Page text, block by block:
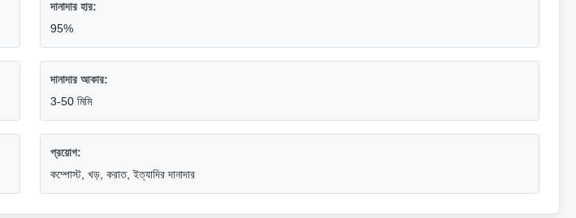
দানাদার হার:
95%
দানাদার আকার:
3-50 মিমি
প্রয়োগ:
কম্পোস্ট, খড়, করাত, ইত্যাদির দানাদার